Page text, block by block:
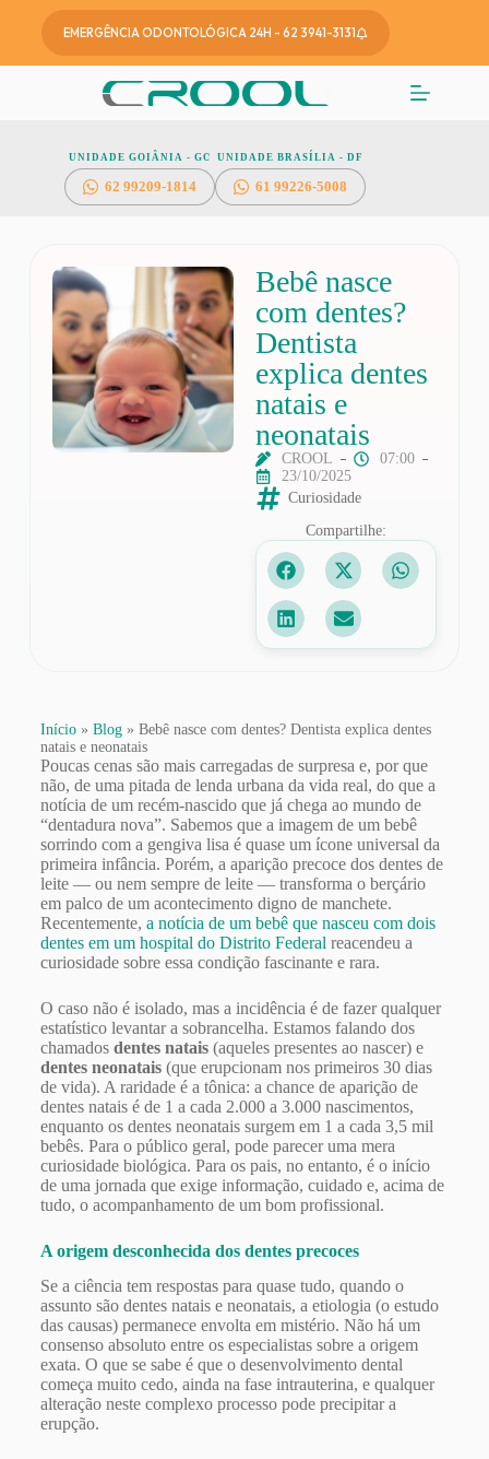
EMERGÊNCIA ODONTOLÓGICA 24H - 62 3941-3131
UNIDADE GOIÂNIA - GO
6299209-1814
UNIDADE BRASÍLIA - DF
61 99226-5008
Bebê nasce
com dentes?
Dentista
explica dentes
natais e
neonatais
CROOL
07:00
23/10/2025
Curiosidade
Compartilhe:
Início» Blog» Bebê nasce com dentes? Dentista explica dentes
natais e neonatais
Poucas cenas são mais carregadas de surpresa e, por que
não, de uma pitada de lenda urbana da vida real, do que a
notícia de um recém-nascido que já chega ao mundo de
“dentadura nova”. Sabemos que a imagem de um bebê
sorrindo com a gengiva lisa é quase um ícone universal da
primeira infância. Porém, a aparição precoce dos dentes de
leite — ou nem sempre de leite — transforma o berçário
em palco de um acontecimento digno de manchete.
Recentemente, a notícia de um bebê que nasceu com dois
dentes em um hospital do Distrito Federal reacendeu a
curiosidade sobre essa condição fascinante e rara.
O caso não é isolado, mas a incidência é de fazer qualquer
estatístico levantar a sobrancelha. Estamos falando dos
chamados dentes natais(aqueles presentes ao nascer) e
dentes neonatais(que erupcionam nos primeiros 30 dias
de vida). A raridade é a tônica: a chance de aparição de
dentes natais é de 1 a cada 2.000 a 3.000 nascimentos,
enquanto os dentes neonatais surgem em 1 a cada 3,5 mil
bebês. Para o público geral, pode parecer uma mera
curiosidade biológica. Para os pais, no entanto, é o início
de uma jornada que exige informação, cuidado e, acima de
tudo, o acompanhamento de um bom profissional.
A origem desconhecida dos dentes precoces
Se a ciência tem respostas para quase tudo, quando o
assunto são dentes natais e neonatais, a etiologia (o estudo
das causas) permanece envolta em mistério. Não há um
consenso absoluto entre os especialistas sobre a origem
exata. O que se sabe é que o desenvolvimento dental
começa muito cedo, ainda na fase intrauterina, e qualquer
alteração neste complexo processo pode precipitar a
erupção.